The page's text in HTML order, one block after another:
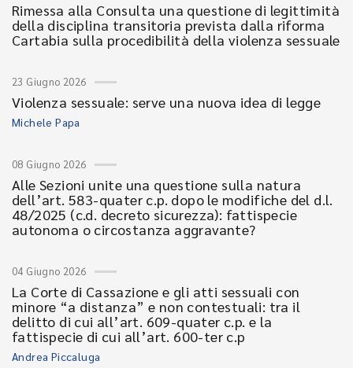
Rimessa alla Consulta una questione di legittimità
della disciplina transitoria prevista dalla riforma
Cartabia sulla procedibilità della violenza sessuale
23 Giugno 2026
Violenza sessuale: serve una nuova idea di legge
Michele Papa
08 Giugno 2026
Alle Sezioni unite una questione sulla natura
dell’art. 583-quater c.p. dopo le modifiche del d.l.
48/2025 (c.d. decreto sicurezza): fattispecie
autonoma o circostanza aggravante?
04 Giugno 2026
La Corte di Cassazione e gli atti sessuali con
minore “a distanza” e non contestuali: tra il
delitto di cui all’art. 609-quater c.p. e la
fattispecie di cui all’art. 600-ter c.p
Andrea Piccaluga